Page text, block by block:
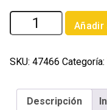
Bolsa
con
cinchos
18
SKU: 47466 Categoría:
Descripción